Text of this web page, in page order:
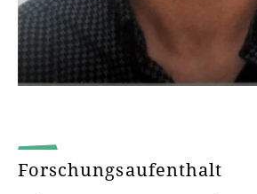
Forschungsaufenthalt